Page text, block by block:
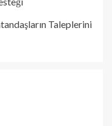
Taleplerini